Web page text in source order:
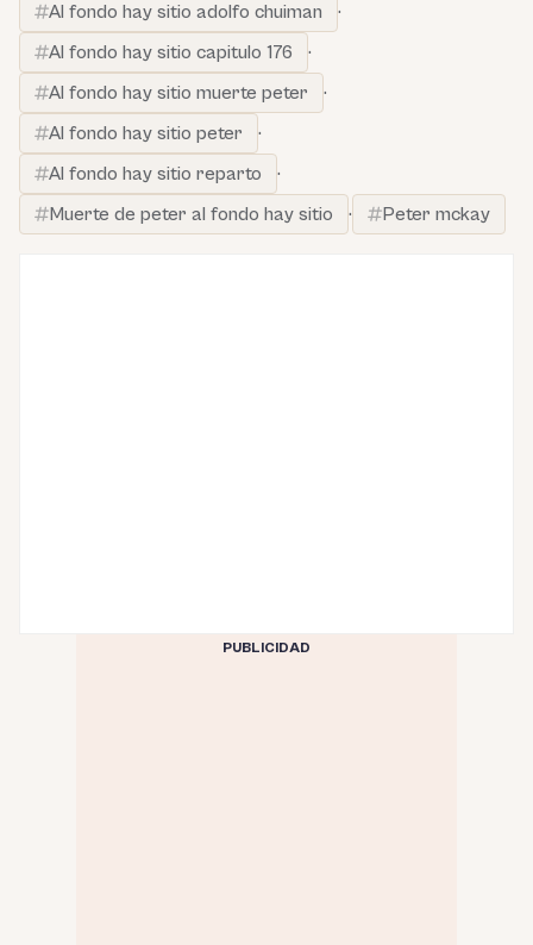
Al fondo hay sitio adolfo chuiman
·
Al fondo hay sitio capitulo 176
·
Al fondo hay sitio muerte peter
·
Al fondo hay sitio peter
·
Al fondo hay sitio reparto
·
Muerte de peter al fondo hay sitio
· Peter mckay
PUBLICIDAD